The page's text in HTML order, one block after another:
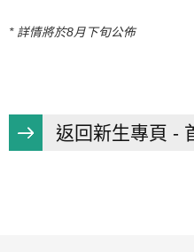
* 詳情將於8月下旬公佈
返回新生專頁 -